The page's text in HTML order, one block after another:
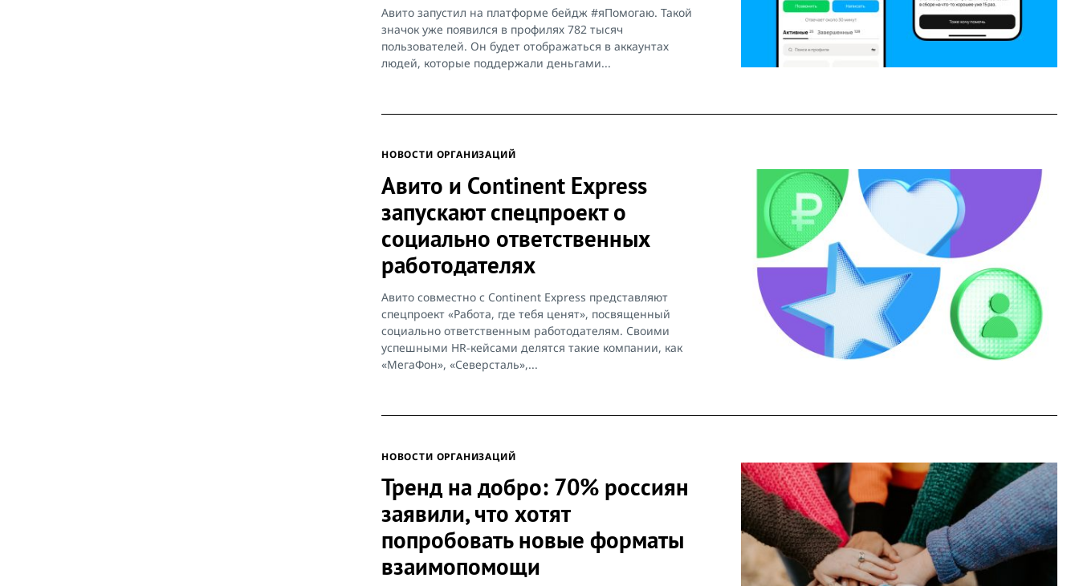
Авито запустил на платформе бейдж #яПомогаю. Такой
значок уже появился в профилях 782 тысяч
пользователей. Он будет отображаться в аккаунтах
людей, которые поддержали деньгами...
НОВОСТИ ОРГАНИЗАЦИЙ
Авито и Continent Express
запускают спецпроект о
социально ответственных
работодателях
Авито совместно с Continent Express представляют
спецпроект «Работа, где тебя ценят», посвященный
социально ответственным работодателям. Cвоими
успешными HR-кейсами делятся такие компании, как
«МегаФон», «Северсталь»,...
НОВОСТИ ОРГАНИЗАЦИЙ
Тренд на добро: 70% россиян
заявили, что хотят
попробовать новые форматы
взаимопомощи